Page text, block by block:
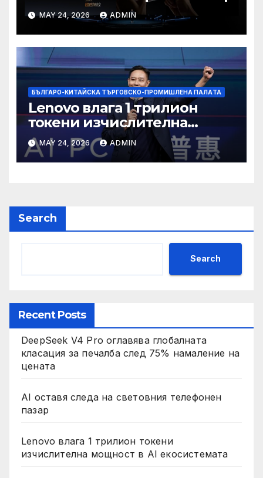
MAY 24, 2026 ADMIN
БЪЛГАРО-КИТАЙСКА ТЪРГОВСКО-ПРОМИШЛЕНА ПАЛAТА
Lenovo влага 1 трилион
токени изчислителна
мощност в AI екосистемата
MAY 24, 2026 ADMIN
Search
Search
Recent Posts
DeepSeek V4 Pro оглавява глобалната
класация за печалба след 75% намаление на
цената
AI оставя следа на световния телефонен
пазар
Lenovo влага 1 трилион токени
изчислителна мощност в AI екосистемата